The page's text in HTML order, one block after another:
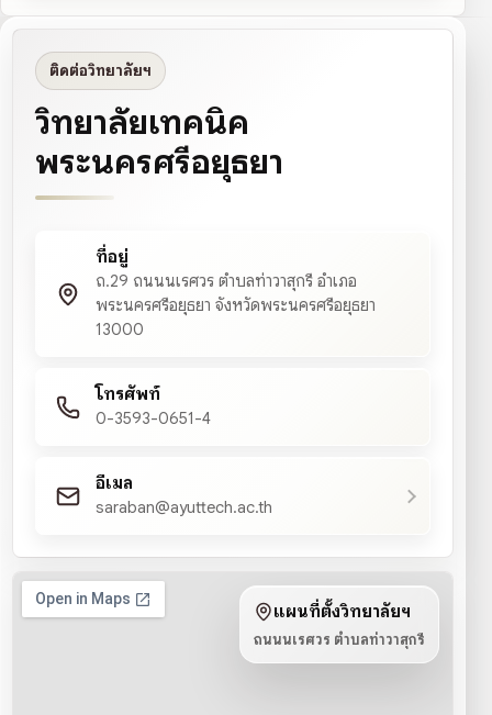
ติดต่อวิทยาลัยฯ
วิทยาลัยเทคนิค
พระนครศรีอยุธยา
ที่อยู่
ถ.29 ถนนนเรศวร ตำบลท่าวาสุกรี อำเภอ
พระนครศรีอยุธยา จังหวัดพระนครศรีอยุธยา
13000
โทรศัพท์
0-3593-0651-4
อีเมล
saraban@ayuttech.ac.th
แผนที่ตั้งวิทยาลัยฯ
ถนนนเรศวร ตำบลท่าวาสุกรี